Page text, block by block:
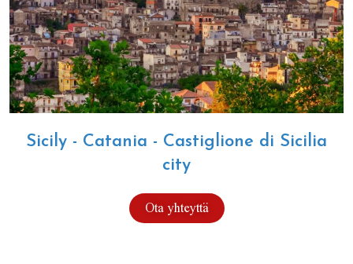
Sicily - Catania - Castiglione di Sicilia
city
Ota yhteyttä